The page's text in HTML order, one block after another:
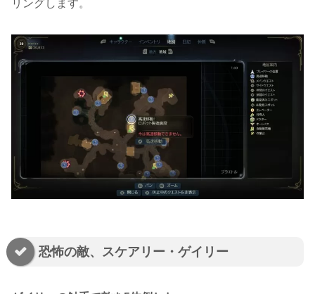
リングします。
恐怖の敵、スケアリー・ゲイリー